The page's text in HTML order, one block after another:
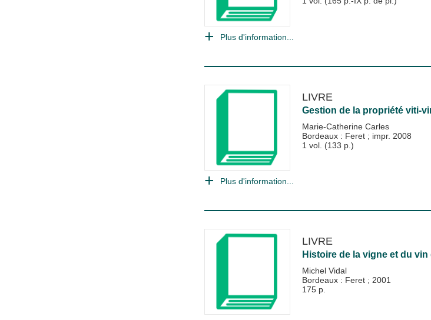
Plus d'information...
LIVRE
Gestion de la propriété viti-
Marie-Catherine Carles
Bordeaux : Feret ; impr. 2008
1 vol. (133 p.)
Plus d'information...
LIVRE
Histoire de la vigne et du
Michel Vidal
Bordeaux : Feret ; 2001
175 p.